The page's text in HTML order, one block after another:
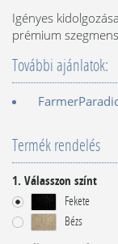
Igényes
prémium
További ajánlatok:
Termék rendelés
1. Válasszon színt
Fekete
Bézs